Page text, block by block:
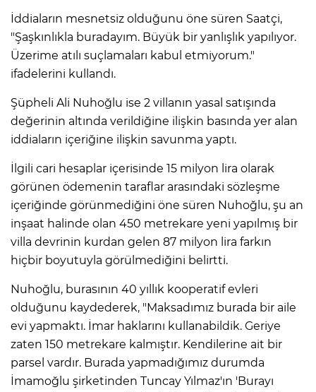
İddiaların mesnetsiz olduğunu öne süren Saatçi,
"Şaşkınlıkla buradayım. Büyük bir yanlışlık yapılıyor.
Üzerime atılı suçlamaları kabul etmiyorum."
ifadelerini kullandı.
Şüpheli Ali Nuhoğlu ise 2 villanın yasal satışında
değerinin altında verildiğine ilişkin basında yer alan
iddiaların içeriğine ilişkin savunma yaptı.
İlgili cari hesaplar içerisinde 15 milyon lira olarak
görünen ödemenin taraflar arasındaki sözleşme
içeriğinde görünmediğini öne süren Nuhoğlu, şu an
inşaat halinde olan 450 metrekare yeni yapılmış bir
villa devrinin kurdan gelen 87 milyon lira farkın
hiçbir boyutuyla görülmediğini belirtti.
Nuhoğlu, burasının 40 yıllık kooperatif evleri
olduğunu kaydederek, "Maksadımız burada bir aile
evi yapmaktı. İmar haklarını kullanabildik. Geriye
zaten 150 metrekare kalmıştır. Kendilerine ait bir
parsel vardır. Burada yapmadığımız durumda
İmamoğlu şirketinden Tuncay Yılmaz'ın 'Burayı